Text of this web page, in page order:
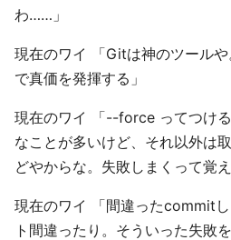
わ……」
現在のワイ 「Gitは神のツール
で真価を発揮する」
現在のワイ 「--force ってつけ
なことが多いけど、それ以外は
どやからな。失敗しまくって覚え
現在のワイ 「間違ったcommit
ト間違ったり。そういった失敗